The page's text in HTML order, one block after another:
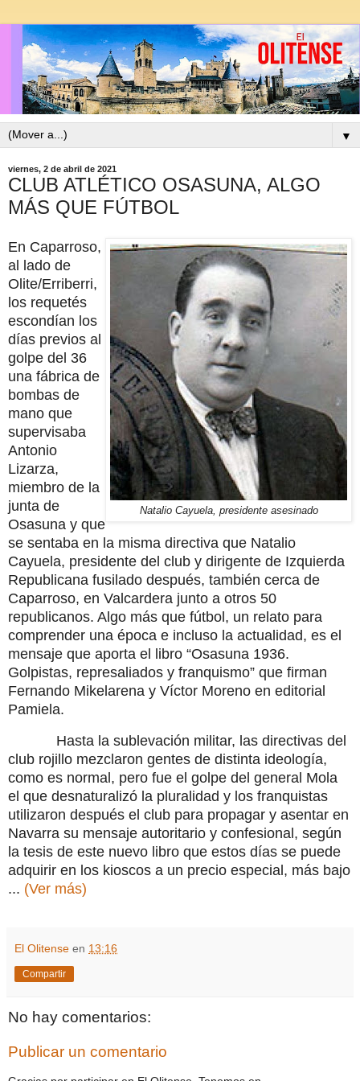
▼
viernes, 2 de abril de 2021
CLUB ATLÉTICO OSASUNA, ALGO
MÁS QUE FÚTBOL
Natalio Cayuela, presidente asesinado
En Caparroso,
al lado de
Olite/Erriberri,
los requetés
escondían los
días previos al
golpe del 36
una fábrica de
bombas de
mano que
supervisaba
Antonio
Lizarza,
miembro de la
junta de
Osasuna y que
se sentaba en la misma directiva que Natalio
Cayuela, presidente del club y dirigente de Izquierda
Republicana fusilado después, también cerca de
Caparroso, en Valcardera junto a otros 50
republicanos. Algo más que fútbol, un relato para
comprender una época e incluso la actualidad, es el
mensaje que aporta el libro “Osasuna 1936.
Golpistas, represaliados y franquismo” que firman
Fernando Mikelarena y Víctor Moreno en editorial
Pamiela.
Hasta la sublevación militar, las directivas del
club rojillo mezclaron gentes de distinta ideología,
como es normal, pero fue el golpe del general Mola
el que desnaturalizó la pluralidad y los franquistas
utilizaron después el club para propagar y asentar en
Navarra su mensaje autoritario y confesional, según
la tesis de este nuevo libro que estos días se puede
adquirir en los kioscos a un precio especial, más bajo
... (Ver más)
El Olitense en 13:16
Compartir
No hay comentarios:
Publicar un comentario